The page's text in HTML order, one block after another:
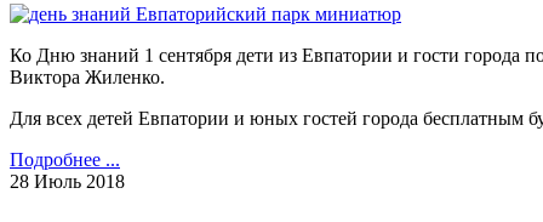
Ко Дню знаний 1 сентября дети из Евпатории и гости города
Виктора Жиленко.
Для всех детей Евпатории и юных гостей города
Подробнее ...
28 Июль 2018